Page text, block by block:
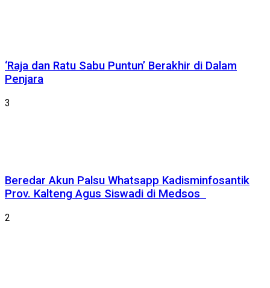
‘Raja dan Ratu Sabu Puntun’ Berakhir di Dalam
Penjara
3
Beredar Akun Palsu Whatsapp Kadisminfosantik
Prov. Kalteng Agus Siswadi di Medsos
2